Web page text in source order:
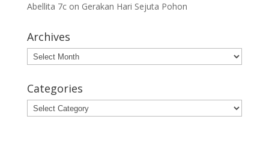
Abellita 7con Gerakan Hari Sejuta Pohon
Archives
Archives
Categories
Categories